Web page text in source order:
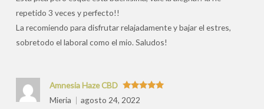
repetido 3 veces y perfecto!!
La recomiendo para disfrutar relajadamente y bajar el estres,
sobretodo el laboral como el mio. Saludos!
Valorado
con5
Amnesia Haze CBD
Mieria
agosto 24, 2022